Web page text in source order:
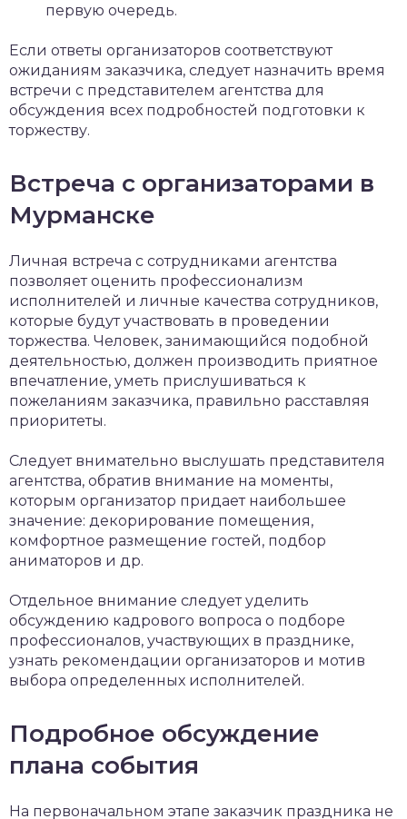
первую очередь.
Если ответы организаторов соответствуют
ожиданиям заказчика, следует назначить время
встречи с представителем агентства для
обсуждения всех подробностей подготовки к
торжеству.
Встреча с организаторами в
Мурманске
Личная встреча с сотрудниками агентства
позволяет оценить профессионализм
исполнителей и личные качества сотрудников,
которые будут участвовать в проведении
торжества. Человек, занимающийся подобной
деятельностью, должен производить приятное
впечатление, уметь прислушиваться к
пожеланиям заказчика, правильно расставляя
приоритеты.
Следует внимательно выслушать представителя
агентства, обратив внимание на моменты,
которым организатор придает наибольшее
значение: декорирование помещения,
комфортное размещение гостей, подбор
аниматоров и др.
Отдельное внимание следует уделить
обсуждению кадрового вопроса о подборе
профессионалов, участвующих в празднике,
узнать рекомендации организаторов и мотив
выбора определенных исполнителей.
Подробное обсуждение
плана события
На первоначальном этапе заказчик праздника не